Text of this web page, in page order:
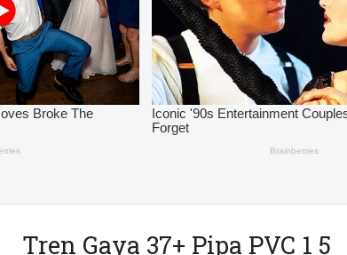
Tren Gaya 37+ Pipa PVC 1 5